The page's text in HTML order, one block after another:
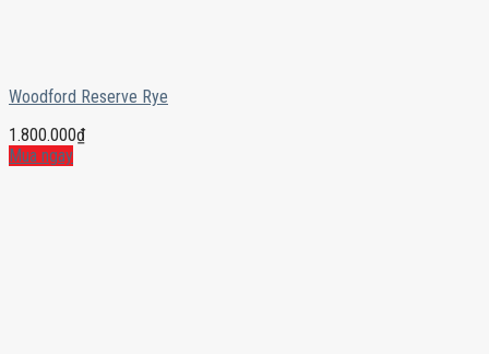
Woodford Reserve Rye
1.800.000₫
Mua ngay